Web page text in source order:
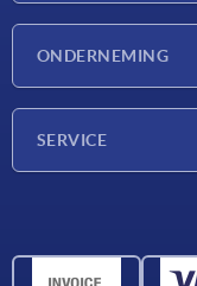
ONDERNEMING
SERVICE
CAD-gegevens